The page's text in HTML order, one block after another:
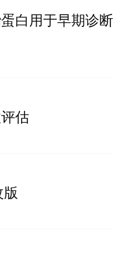
白用于早期诊断
估